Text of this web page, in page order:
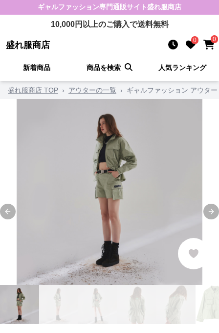
ギャルファッション専門通販サイト盛れ服商店
10,000円以上のご購入で送料無料
盛れ服商店 0 0
新着商品 商品を検索 人気ランキング
盛れ服商店 TOP › アウターの一覧 › ギャルファッション アウタ
Previous slide